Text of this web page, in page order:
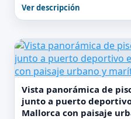
Ver descripción
Vista panorámica de
junto a puerto
Mallorca con paisaje